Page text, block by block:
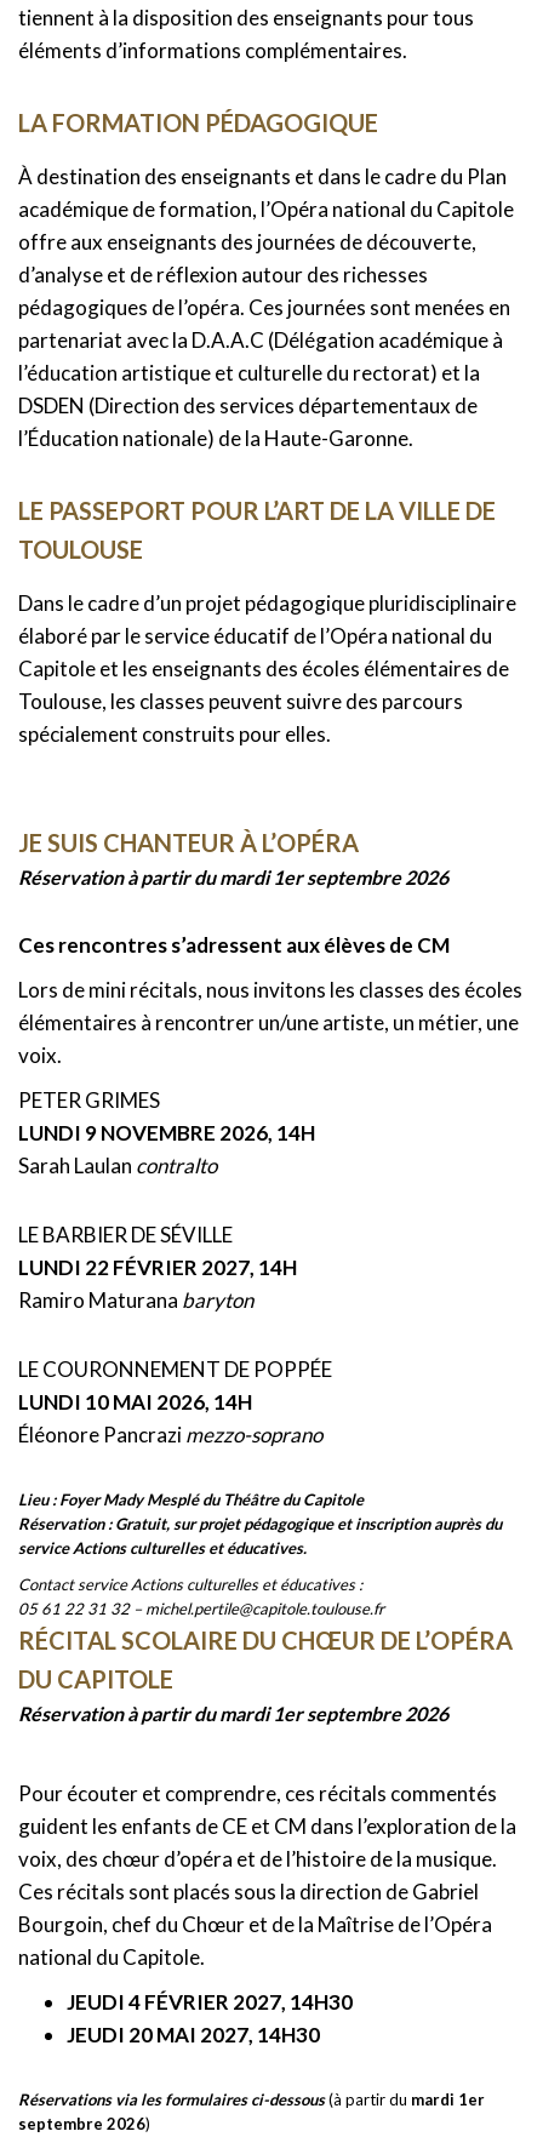
tiennent à la disposition des enseignants pour tous
éléments d’informations complémentaires.
LA FORMATION PÉDAGOGIQUE
À destination des enseignants et dans le cadre du Plan
académique de formation, l’Opéra national du Capitole
offre aux enseignants des journées de découverte,
d’analyse et de réflexion autour des richesses
pédagogiques de l’opéra. Ces journées sont menées en
partenariat avec la D.A.A.C (Délégation académique à
l’éducation artistique et culturelle du rectorat) et la
DSDEN (Direction des services départementaux de
l’Éducation nationale) de la Haute-Garonne.
LE PASSEPORT POUR L’ART DE LA VILLE DE
TOULOUSE
Dans le cadre d’un projet pédagogique pluridisciplinaire
élaboré par le service éducatif de l’Opéra national du
Capitole et les enseignants des écoles élémentaires de
Toulouse, les classes peuvent suivre des parcours
spécialement construits pour elles.
JE SUIS CHANTEUR À L’OPÉRA
Réservation à partir du mardi 1er septembre 2026
Ces rencontres s’adressent aux élèves de CM
Lors de mini récitals, nous invitons les classes des écoles
élémentaires à rencontrer un/une artiste, un métier, une
voix.
PETER GRIMES
LUNDI 9 NOVEMBRE 2026, 14H
Sarah Laulan contralto
LE BARBIER DE SÉVILLE
LUNDI 22 FÉVRIER 2027, 14H
Ramiro Maturana baryton
LE COURONNEMENT DE POPPÉE
LUNDI 10 MAI 2026, 14H
Éléonore Pancrazimezzo-soprano
Lieu : Foyer Mady Mesplé du Théâtre du Capitole
Réservation : Gratuit, sur projet pédagogique et inscription auprès du
serviceActions culturelles et éducatives.
Contact service Actions culturelles et éducatives :
05 61 22 31 32 – michel.pertile@capitole.toulouse.fr
RÉCITAL SCOLAIRE DU CHŒUR DE L’OPÉRA
DU CAPITOLE
Réservation à partir du mardi 1er septembre 2026
Pour écouter et comprendre, ces récitals commentés
guident les enfants de CE et CM dans l’exploration de la
voix, des chœur d’opéra et de l’histoire de la musique.
Ces récitals sont placés sous la direction de Gabriel
Bourgoin, chef du Chœur et de la Maîtrise de l’Opéra
national du Capitole.
JEUDI 4 FÉVRIER 2027, 14H30
JEUDI 20 MAI 2027, 14H30
Réservations via les formulaires ci-dessous(à partir du mardi 1er
septembre 2026)